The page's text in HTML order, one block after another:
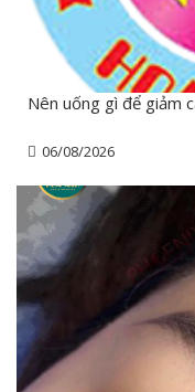
Nên uống gì để giảm
06/08/2026